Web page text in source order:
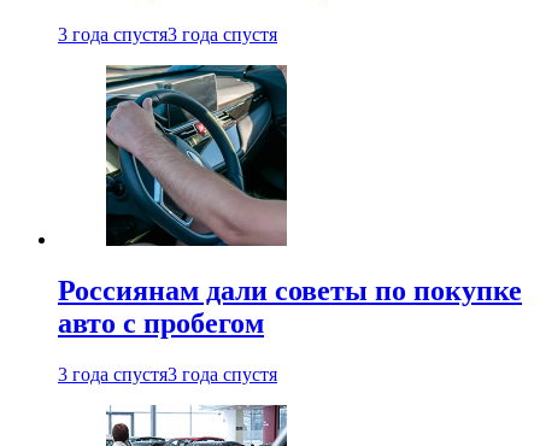
3 года спустя3 года спустя
Россиянам дали советы по покупке
авто с пробегом
3 года спустя3 года спустя